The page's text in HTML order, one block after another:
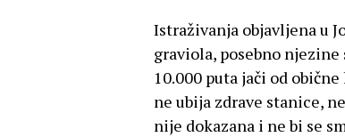
Istraživanja objavljena u
graviola, posebno
10.000 puta jači od
ne ubija zdrave stanice,
nije dokazana i ne bi se